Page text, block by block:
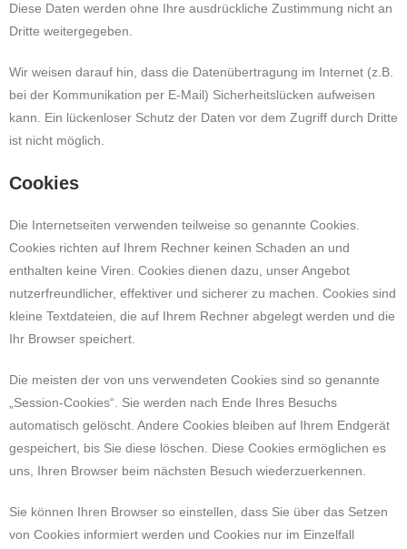
Diese Daten werden ohne Ihre ausdrückliche Zustimmung nicht an
Dritte weitergegeben.
Wir weisen darauf hin, dass die Datenübertragung im Internet (z.B.
bei der Kommunikation per E-Mail) Sicherheitslücken aufweisen
kann. Ein lückenloser Schutz der Daten vor dem Zugriff durch Dritte
ist nicht möglich.
Cookies
Die Internetseiten verwenden teilweise so genannte Cookies.
Cookies richten auf Ihrem Rechner keinen Schaden an und
enthalten keine Viren. Cookies dienen dazu, unser Angebot
nutzerfreundlicher, effektiver und sicherer zu machen. Cookies sind
kleine Textdateien, die auf Ihrem Rechner abgelegt werden und die
Ihr Browser speichert.
Die meisten der von uns verwendeten Cookies sind so genannte
„Session-Cookies“. Sie werden nach Ende Ihres Besuchs
automatisch gelöscht. Andere Cookies bleiben auf Ihrem Endgerät
gespeichert, bis Sie diese löschen. Diese Cookies ermöglichen es
uns, Ihren Browser beim nächsten Besuch wiederzuerkennen.
Sie können Ihren Browser so einstellen, dass Sie über das Setzen
von Cookies informiert werden und Cookies nur im Einzelfall